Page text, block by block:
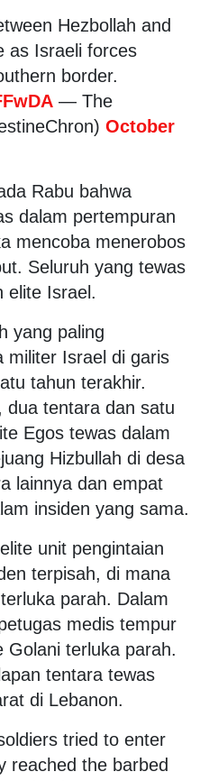
Hezbollah and
as Israeli forces
border.
— The
October
Rabu bahwa
dalam pertempuran
mencoba menerobos
Seluruh yang tewas
elite Israel.
yang paling
militer Israel di garis
tahun terakhir.
dua tentara dan satu
Egos tewas dalam
Hizbullah di desa
lainnya dan empat
insiden yang sama.
unit pengintaian
terpisah, di mana
parah. Dalam
medis tempur
Golani terluka parah.
tentara tewas
di Lebanon.
tried to enter
reached the barbed